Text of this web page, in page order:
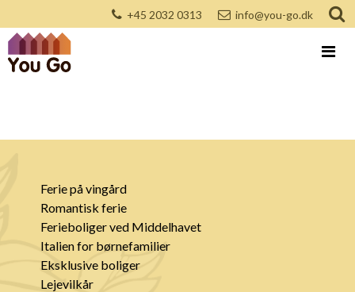
+45 2032 0313 info@you-go.dk
Ferie på vingård
Romantisk ferie
Ferieboliger ved Middelhavet
Italien for børnefamilier
Eksklusive boliger
Lejevilkår